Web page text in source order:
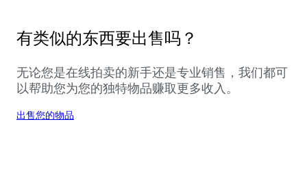
有类似的东西要出售吗？
无论您是在线拍卖的新手还是专业销售，我们都可
以帮助您为您的独特物品赚取更多收入。
出售您的物品